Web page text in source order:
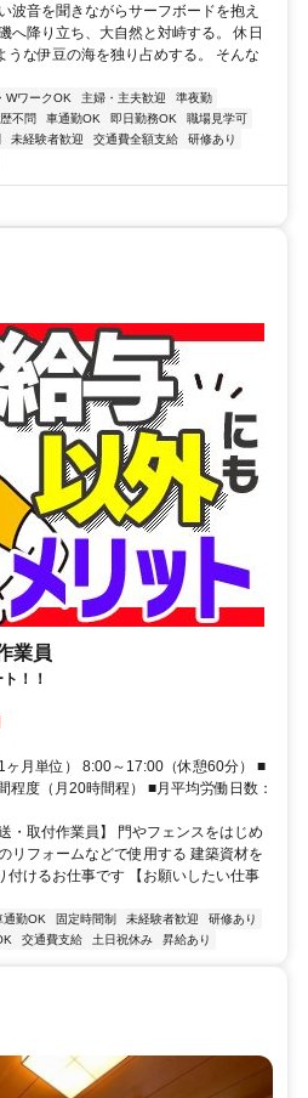
波音を聞きながらサーフボードを抱え
へ降り立ち、大自然と対峙する。 休日
うな伊豆の海を独り占めする。 そんな
WワークOK 主婦・主夫歓迎
準夜勤
不問 車通勤OK 即日勤務OK
職場見学可
未経験者歓迎 交通費全額支給
研修あり
業員
！！
ヶ月単位） 8:00～17:00（休憩60分） ■
程度（月20時間程） ■月平均労働日数：
・取付作業員】 門やフェンスをはじめ
リフォームなどで使用する 建築資材を
付けるお仕事です 【お願いしたい仕事
通勤OK 固定時間制 未経験者歓迎
研修あり
交通費支給 土日祝休み 昇給あり